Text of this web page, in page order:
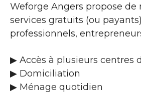
Weforge Angers propose de
services gratuits (ou
professionnels,
▶​ Accès à plusieurs centres
▶​ Domiciliation
▶​ Ménage quotidien